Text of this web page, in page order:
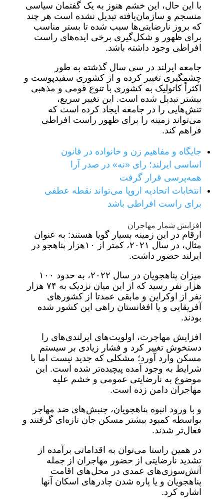
با این حال، این خشم هنوز به یک گفتمان سیاسی
منسجم و سازمان‌یافته تبدیل نشده است هر چند
که بروز نارضایتی‌ها سبب شده تا بستر مناسب
برای ظهور و شکل‌گیری برخی ایده‌های راست
افراطی وجود داشته باشد.
جامعه ایرلند در سی سال گذشته به طور
چشمگیری تغییر کرده و از کشوری سفیدپوست و
اکثراً کاتولیک به کشوری با تنوع قومی و مذهبی
بیشتر تبدیل شده است. این تغییر سریع،
تنش‌هایی را در جامعه ایجاد کرده است که
می‌تواند زمینه را برای ظهور راست افراطی
فراهم کند.
جایگاه و مفاهیم زن و خانواده در قانون
اساسی ایرلند؛ رای «نه» در صدر آرا
همه‌پرسی قرار گرفت
انتخابات اتحادیه اروپا می‌تواند نقطه عطفی
برای راست افراطی باشد
افزایش شمار مهاجران
ارقام در این زمینه بسیار گویا هستند: به عنوان
مثال، در سال ۲۰۲۱، کمتر از ۱۰هزار پناهجو در
ایرلند حضور داشت.
میزان پناهجویان در سال ۲۰۲۲، به حدود ۱۰۰
هزار نفر رسید که از این میان نزدیک به ۷۴ هزار
نفر از اوکراین و مابقی عمدتا از کشورهای
آفریقایی و یا افغانستان راهی این کشور شده
بودند.
افزایش مهاجرت، اولویت‌های ایرلندی‌های را
دستخوش تغییر کرد و فشار زیادی بر سیستم
مسکن وارد آورد؛ مشکلی که جدید نیست اما با
شرایط به وجود آمده پیچیده‌تر شده است. این
موضوع به نارضایتی عمومی و خشم علیه
مهاجران دامن زده است.
و با ورود انبوه پناهجویان، جنبش‌های ضد مهاجر
بواسطه کمبود بیشتر مسکن جان تازه‌ای گرفتند و
فعال‌تر شدند.
در همین راستا می‌توان به اقداماتی برآمده از
تشدید نارضایتی از حضور مهاجران از جمله
آتش‌سوزی‌های عمدی در محل‌های اقامت
پناهجویان و یا پاره شدن چادرهای اسکان آنها
اشاره کرد.